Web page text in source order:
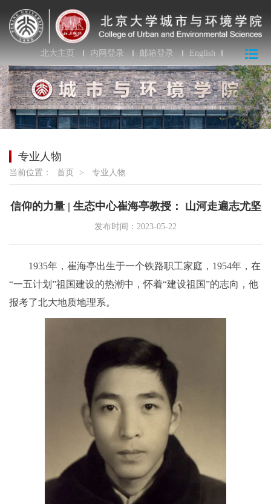
北大主页 内网登录 邮箱登录 English
专业人物
当前位置： 首页 > 专业人物
信仰的力量 | 生态中心崔海亭教授： 山河走遍志尤坚
发布时间：2023-05-22
1935年，崔海亭出生于一个铁路职工家庭，1954年，在
“一五计划”祖国建设的热潮中，怀着“建设祖国”的志向，他
报考了北大地质地理系。